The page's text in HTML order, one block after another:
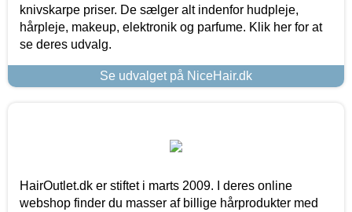
knivskarpe priser. De sælger alt indenfor hudpleje,
hårpleje, makeup, elektronik og parfume. Klik her for at
se deres udvalg.
Se udvalget på NiceHair.dk
HairOutlet.dk er stiftet i marts 2009. I deres online
webshop finder du masser af billige hårprodukter med